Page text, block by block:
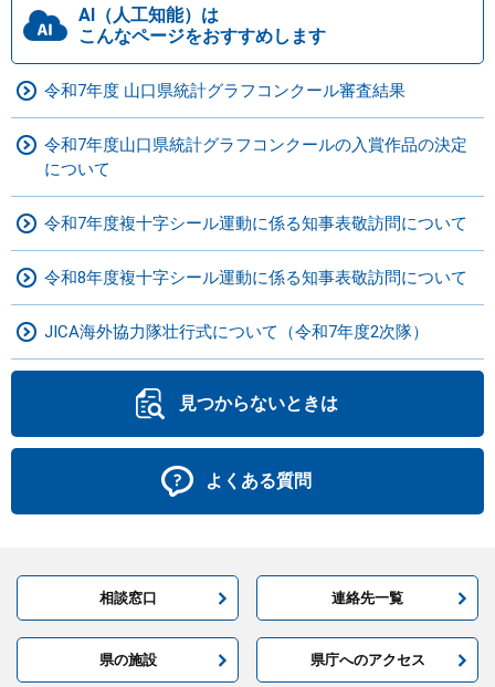
AI（人工知能）は
こんなページをおすすめします
令和7年度 山口県統計グラフコンクール審査結果
令和7年度山口県統計グラフコンクールの入賞作品の決定
について
令和7年度複十字シール運動に係る知事表敬訪問について
令和8年度複十字シール運動に係る知事表敬訪問について
JICA海外協力隊壮行式について（令和7年度2次隊）
見つからないときは
よくある質問
相談窓口 連絡先一覧
県の施設 県庁へのアクセス